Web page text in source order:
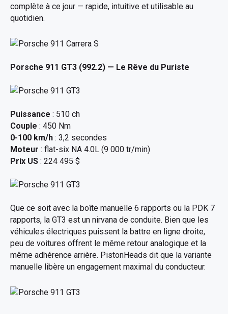
complète à ce jour — rapide, intuitive et utilisable au
quotidien.
Porsche 911 GT3 (992.2) — Le Rêve du Puriste
Puissance : 510 ch
Couple : 450 Nm
0-100 km/h : 3,2 secondes
Moteur : flat-six NA 4.0L (9 000 tr/min)
Prix US : 224 495 $
Que ce soit avec la boîte manuelle 6 rapports ou la PDK 7
rapports, la GT3 est un nirvana de conduite. Bien que les
véhicules électriques puissent la battre en ligne droite,
peu de voitures offrent le même retour analogique et la
même adhérence arrière. PistonHeads dit que la variante
manuelle libère un engagement maximal du conducteur.